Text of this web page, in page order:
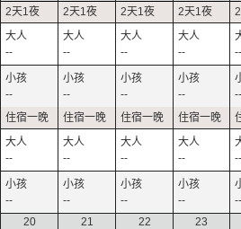
--
--
--
--
--
--
--
--
--
--
--
--
--
--
--
--
--
--
--
--
20
21 22 23